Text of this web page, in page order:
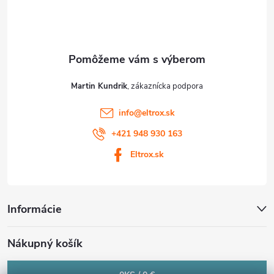
Martin Kundrik
info@eltrox.sk
+421 948 930 163
Eltrox.sk
Informácie
Nákupný košík